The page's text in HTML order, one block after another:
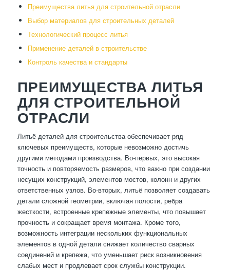
Преимущества литья для строительной отрасли
Выбор материалов для строительных деталей
Технологический процесс литья
Применение деталей в строительстве
Контроль качества и стандарты
ПРЕИМУЩЕСТВА ЛИТЬЯ
ДЛЯ СТРОИТЕЛЬНОЙ
ОТРАСЛИ
Литьё деталей для строительства обеспечивает ряд
ключевых преимуществ, которые невозможно достичь
другими методами производства. Во-первых, это высокая
точность и повторяемость размеров, что важно при создании
несущих конструкций, элементов мостов, колонн и других
ответственных узлов. Во-вторых, литьё позволяет создавать
детали сложной геометрии, включая полости, ребра
жесткости, встроенные крепежные элементы, что повышает
прочность и сокращает время монтажа. Кроме того,
возможность интеграции нескольких функциональных
элементов в одной детали снижает количество сварных
соединений и крепежа, что уменьшает риск возникновения
слабых мест и продлевает срок службы конструкции.